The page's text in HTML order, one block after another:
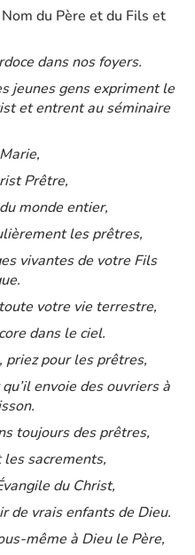
du Père et du Fils et
dans nos foyers.
jeunes gens expriment le
et entrent au séminaire
Prêtre,
monde entier,
les prêtres,
vivantes de votre Fils
votre vie terrestre,
dans le ciel.
priez pour les prêtres,
envoie des ouvriers à
toujours des prêtres,
les sacrements,
du Christ,
de vrais enfants de Dieu.
même à Dieu le Père,